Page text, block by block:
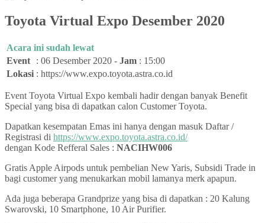
Toyota Virtual Expo Desember 2020
Acara ini sudah lewat
Event
: 06 Desember 2020 - Jam : 15:00
Lokasi : https://www.expo.toyota.astra.co.id
Event Toyota Virtual Expo kembali hadir dengan banyak Benefit
Special yang bisa di dapatkan calon Customer Toyota.
Dapatkan kesempatan Emas ini hanya dengan masuk Daftar /
Registrasi di https://www.expo.toyota.astra.co.id/
dengan Kode Refferal Sales : NACIHW006
Gratis Apple Airpods untuk pembelian New Yaris, Subsidi Trade in
bagi customer yang menukarkan mobil lamanya merk apapun.
Ada juga beberapa Grandprize yang bisa di dapatkan : 20 Kalung
Swarovski, 10 Smartphone, 10 Air Purifier.